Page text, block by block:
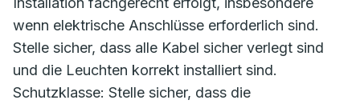
wenn elektrische Anschlüsse erforderlich sind.
Stelle sicher, dass alle Kabel sicher verlegt sind
und die Leuchten korrekt installiert sind.
Schutzklasse: Stelle sicher, dass die